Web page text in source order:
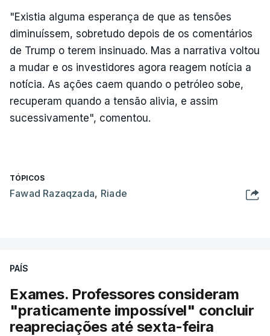
"Existia alguma esperança de que as tensões
diminuíssem, sobretudo depois de os comentários
de Trump o terem insinuado. Mas a narrativa voltou
a mudar e os investidores agora reagem notícia a
notícia. As ações caem quando o petróleo sobe,
recuperam quando a tensão alivia, e assim
sucessivamente", comentou.
TÓPICOS
Fawad Razaqzada, Riade
PAÍS
Exames. Professores consideram
"praticamente impossível" concluir
reapreciações até sexta-feira